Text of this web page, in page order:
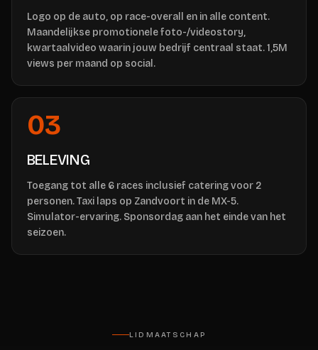
Logo op de auto, op race-overall en in alle content.
Maandelijkse promotionele foto-/videostory,
kwartaalvideo waarin jouw bedrijf centraal staat. 1,5M
views per maand op social.
03
BELEVING
Toegang tot alle 6 races inclusief catering voor 2
personen. Taxi laps op Zandvoort in de MX-5.
Simulator-ervaring. Sponsordag aan het einde van het
seizoen.
LIDMAATSCHAP